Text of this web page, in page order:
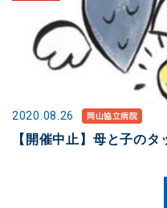
2020.08.26 岡山協立病院
【開催中止】母と子のタ